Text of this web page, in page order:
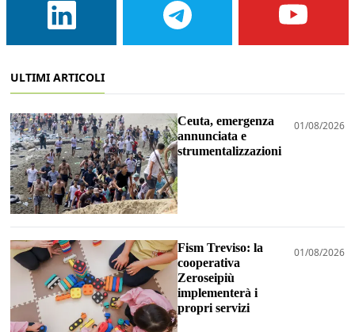
ULTIMI ARTICOLI
Ceuta, emergenza
annunciata e
strumentalizzazioni
01/08/2026
Fism Treviso: la
cooperativa
Zeroseipiù
implementerà i
propri servizi
01/08/2026